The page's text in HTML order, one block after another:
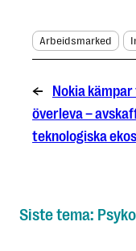
Arbeidsmarked
←
Nokia
överleva –
teknologiska
Siste tema: